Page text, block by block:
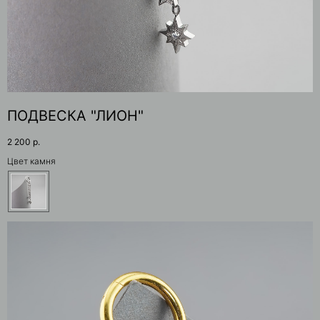
ПОДВЕСКА "ЛИОН"
2 200 р.
Цвет камня